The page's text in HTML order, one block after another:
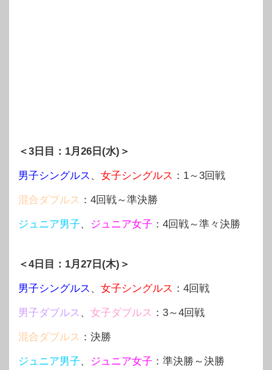
＜3日目：1月26日(水)＞
男子シングルス 、 女子シングルス ：1～3回戦
混合ダブルス ：4回戦～準決勝
ジュニア男子、 ジュニア女子 ：4回戦～準々決勝
＜4日目：1月27日(木)＞
男子シングルス 、 女子シングルス ：4回戦
男子ダブルス 、 女子ダブルス ：3～4回戦
混合ダブルス ：決勝
ジュニア男子、 ジュニア女子 ：準決勝～決勝